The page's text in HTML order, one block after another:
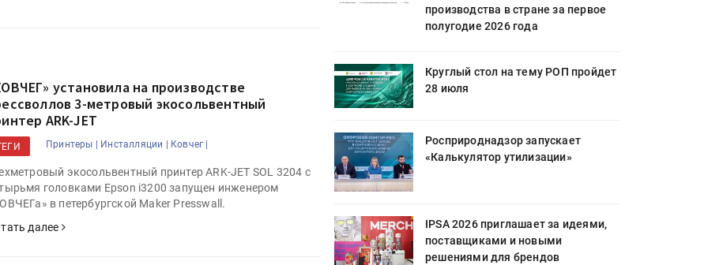
установила на производстве
3-метровый экосольвентный
ARK-JET
Принтеры | Инсталляции | Ковчег |
экосольвентный принтер ARK-JET SOL 3204 с
головками Epson i3200 запущен инженером
в петербургской Maker Presswall.
далее
28 июля
Росприроднадзор запускает
производства в стране за первое
полугодие 2026 года
Круглый стол на тему РОП пройдет
28 июля
Росприроднадзор запускает
«Калькулятор утилизации»
IPSA 2026 приглашает за идеями,
поставщиками и новыми
решениями для брендов